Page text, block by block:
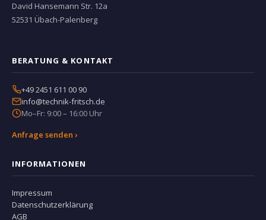
David Hansemann Str. 12a
52531 Übach-Palenberg
BERATUNG & KONTAKT
+49 2451 611 00 90
info@technik-fritsch.de
Mo–Fr: 9:00 – 16:00 Uhr
Anfrage senden ›
INFORMATIONEN
Impressum
Datenschutzerklärung
AGB